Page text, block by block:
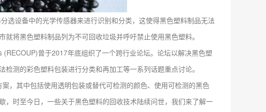
设备中的光学传感器来进行识别和分类，这使得黑色塑料制品无法
将黑色塑料制品列为不可回收垃圾并呼吁禁止使用黑色塑料。
曾于2017年底组织了一个跨行业论坛。论坛以解决黑色塑
测的彩色塑料包装进行分类和再加工等一系列话题重点讨论。
其中包括使用透明包装或替代可检测的颜色、使用可检测的黑色
时至今日，一些关于黑色塑料的回收技术陆续问世，我们来了解一